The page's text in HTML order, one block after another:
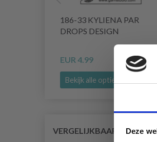
Deze
186-33 KYLIENA PAR
DROPS DESIGN
EUR 4.99
Bekijk alle opties
VERGELIJKBAAR MET DIT